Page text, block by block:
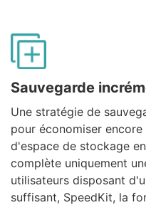
Sauvegarde
Une stratégie de
pour économiser
d'espace de stockage
complète uniquement
utilisateurs disposant
suffisant, SpeedKit, la